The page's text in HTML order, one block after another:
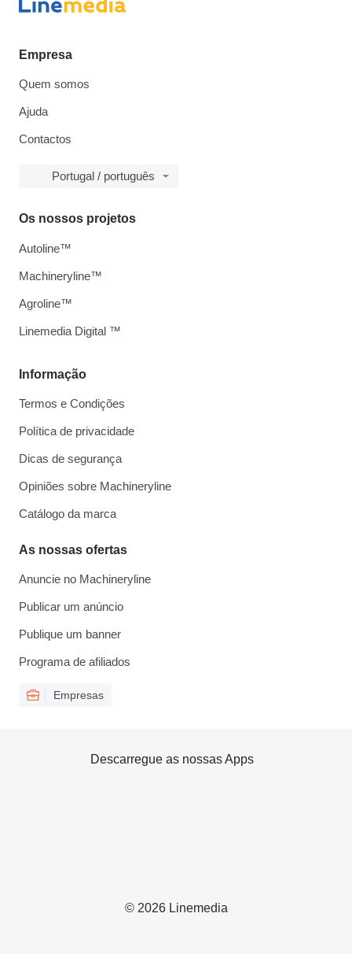
Empresa
Quem somos
Ajuda
Contactos
Portugal / português
Informação
Termos e Condições
Política de privacidade
Dicas de segurança
Opiniões sobre Machineryline
Catálogo da marca
As nossas ofertas
Anuncie no Machineryline
Publicar um anúncio
Publique um banner
Programa de afiliados
Empresas
Os nossos projetos
Autoline™
Machineryline™
Agroline™
Linemedia Digital ™
© 2026 Linemedia
Descarregue as nossas Apps